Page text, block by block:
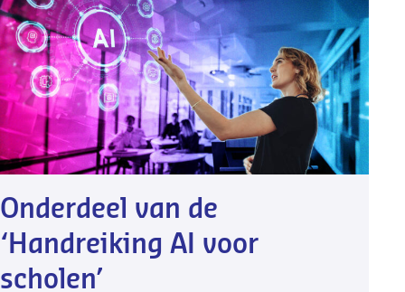
Onderdeel van de
‘Handreiking AI voor
scholen’